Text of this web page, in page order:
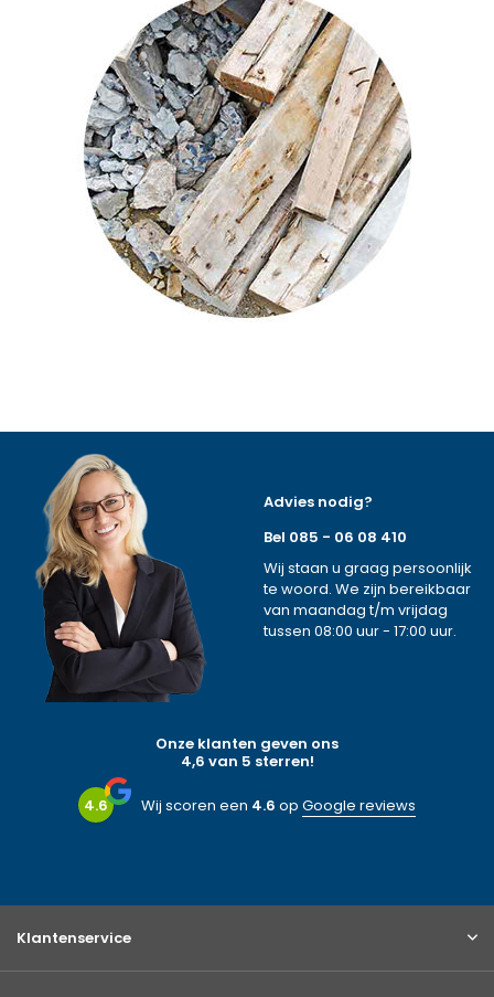
Advies nodig?
Bel 085 - 06 08 410
Wij staan u graag persoonlijk
te woord. We zijn bereikbaar
van maandag t/m vrijdag
tussen 08:00 uur - 17:00 uur.
Onze klanten geven ons
4,6 van 5 sterren!
4.6 Wij scoren een 4.6 op Google reviews
Klantenservice